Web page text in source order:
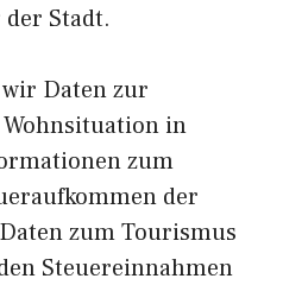
Stadt.
Daten zur
in
zum
der
zum Tourismus
Steuereinnahmen